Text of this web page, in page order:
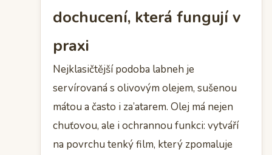
dochucení, která fungují v
praxi
Nejklasičtější podoba labneh je
servírovaná s olivovým olejem, sušenou
mátou a často i za’atarem. Olej má nejen
chuťovou, ale i ochrannou funkci: vytváří
na povrchu tenký film, který zpomaluje